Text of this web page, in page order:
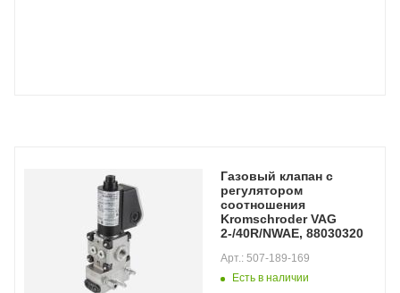
Газовый клапан с
регулятором
соотношения
Kromschroder VAG
2-/40R/NWAE, 88030320
Есть в наличии
Арт.: 507-189-169